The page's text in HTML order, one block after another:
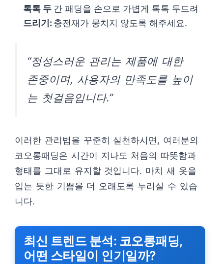
톡톡 두
드리기:
간 패딩을 손으로 가볍게 톡톡 두드려
충전재가 뭉치지 않도록 해주세요.
“정성스러운 관리는 제품에 대한
존중이며, 사용자의 만족도를 높이
는 첫걸음입니다.”
이러한 관리법을 꾸준히 실천하시면, 여러분의
코오롱패딩은 시간이 지나도 처음의 따뜻함과
형태를 그대로 유지할 것입니다. 마치 새 옷을
입는 듯한 기쁨을 더 오래도록 누리실 수 있습
니다.
최신 트렌드 분석: 코오롱패딩,
어떤 스타일이 인기일까?